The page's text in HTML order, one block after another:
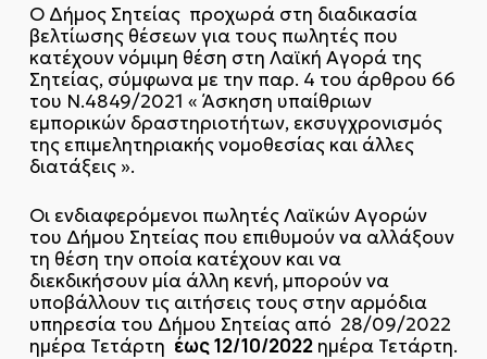
Ο Δήμος Σητείας προχωρά στη διαδικασία
βελτίωσης θέσεων για τους πωλητές που
κατέχουν νόμιμη θέση στη Λαϊκή Αγορά της
Σητείας, σύμφωνα με την παρ. 4 του άρθρου 66
του Ν.4849/2021 « Άσκηση υπαίθριων
εμπορικών δραστηριοτήτων, εκσυγχρονισμός
της επιμελητηριακής νομοθεσίας και άλλες
διατάξεις ».
Οι ενδιαφερόμενοι πωλητές Λαϊκών Αγορών
του Δήμου Σητείας που επιθυμούν να αλλάξουν
τη θέση την οποία κατέχουν και να
διεκδικήσουν μία άλλη κενή, μπορούν να
υποβάλλουν τις αιτήσεις τους στην αρμόδια
υπηρεσία του Δήμου Σητείας από 28/09/2022
ημέρα Τετάρτη έως 12/10/2022ημέρα Τετάρτη.